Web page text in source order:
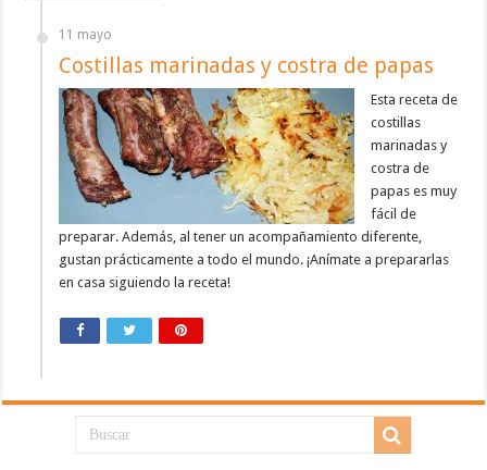
11 mayo
Costillas marinadas y costra de papas
Esta receta de
costillas
marinadas y
costra de
papas es muy
fácil de
preparar. Además, al tener un acompañamiento diferente,
gustan prácticamente a todo el mundo. ¡Anímate a prepararlas
en casa siguiendo la receta!